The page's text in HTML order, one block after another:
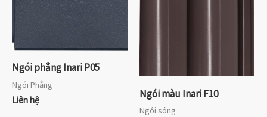
Ngói phẳng Inari P05
Ngói Phẳng
Liên hệ Ngói màu Inari F10
Ngói sóng